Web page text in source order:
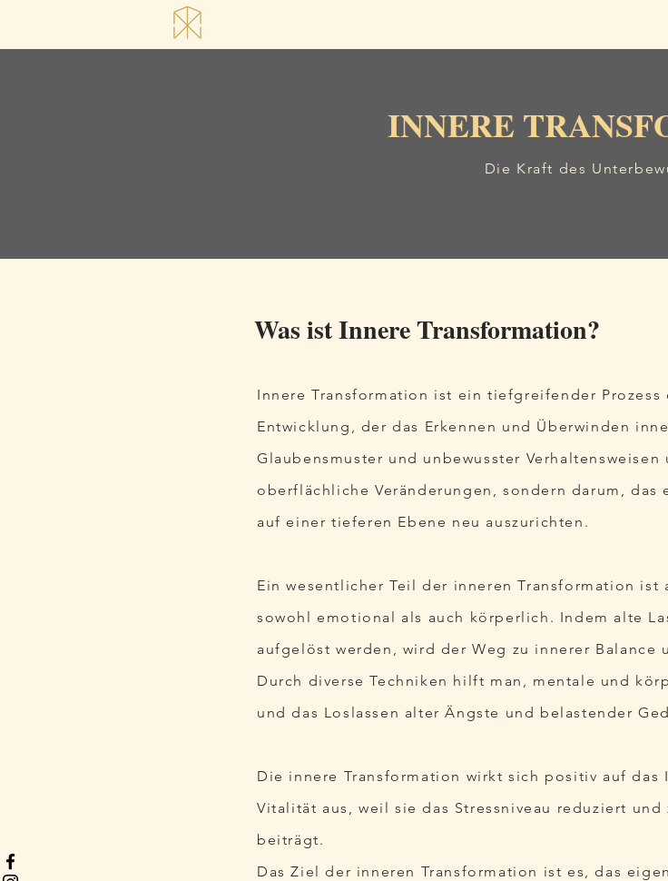
INNERE
Die Kraft des
Was ist Innere Transformation?
Innere Transformation ist ein tiefgreifender Prozess
Entwicklung, der das Erkennen und Überwinden
Glaubensmuster und unbewusster
oberflächliche Veränderungen, sondern darum, das
auf einer tieferen Ebene neu auszurichten.
Ein wesentlicher Teil der inneren Transformation
sowohl emotional als auch körperlich. Indem alte
aufgelöst werden, wird der Weg zu innerer Balance
Durch diverse Techniken hilft man, mentale und
und das Loslassen alter Ängste und belastender
Die innere Transformation wirkt sich positiv auf das
Vitalität aus, weil sie das Stressniveau reduziert
beiträgt.
Das Ziel der inneren Transformation ist es, das